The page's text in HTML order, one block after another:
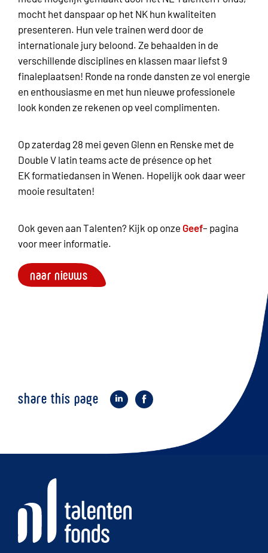
mocht het danspaar op het NK hun kwaliteiten
presenteren. Hun vele trainen werd door de
internationale jury beloond. Ze behaalden in de
verschillende disciplines en klassen maar liefst 9
finaleplaatsen! Ronde na ronde dansten ze vol energie
en enthousiasme en met hun nieuwe professionele
look konden ze rekenen op veel complimenten.
Op zaterdag 28 mei geven Glenn en Renske met de
Double V latin teams acte de présence op het
EK formatiedansen in Wenen. Hopelijk ook daar weer
mooie resultaten!
Ook geven aan Talenten? Kijk op onze Geef– pagina
voor meer informatie.
naar nieuws
share this page